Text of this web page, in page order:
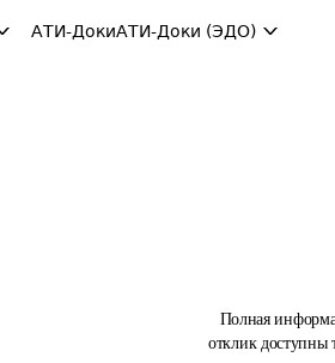
АТИ-ДокиАТИ-Доки (ЭДО)
Полная
отклик доступны